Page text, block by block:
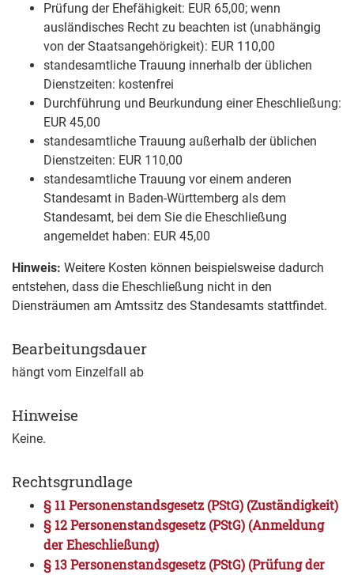
Prüfung der Ehefähigkeit: EUR 65,00; wenn
ausländisches Recht zu beachten ist (unabhängig
von der Staatsangehörigkeit): EUR 110,00
standesamtliche Trauung innerhalb der üblichen
Dienstzeiten: kostenfrei
Durchführung und Beurkundung einer Eheschließung:
EUR 45,00
standesamtliche Trauung außerhalb der üblichen
Dienstzeiten: EUR 110,00
standesamtliche Trauung vor einem anderen
Standesamt in Baden-Württemberg als dem
Standesamt, bei dem Sie die Eheschließung
angemeldet haben: EUR 45,00
Hinweis: Weitere Kosten können beispielsweise dadurch
entstehen, dass die Eheschließung nicht in den
Diensträumen am Amtssitz des Standesamts stattfindet.
Bearbeitungsdauer
hängt vom Einzelfall ab
Hinweise
Keine.
Rechtsgrundlage
§ 11 Personenstandsgesetz (PStG) (Zuständigkeit)
§ 12 Personenstandsgesetz (PStG) (Anmeldung
der Eheschließung)
§ 13 Personenstandsgesetz (PStG) (Prüfung der